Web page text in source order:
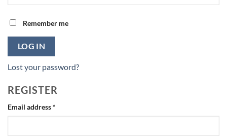
Remember me
LOG IN
Lost your password?
REGISTER
Email address*